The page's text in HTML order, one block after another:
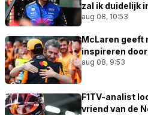
zal ik duidelijk
aug 08, 10:53
McLaren geeft
inspireren
aug 08, 9:53
F1TV-analist
vriend van de